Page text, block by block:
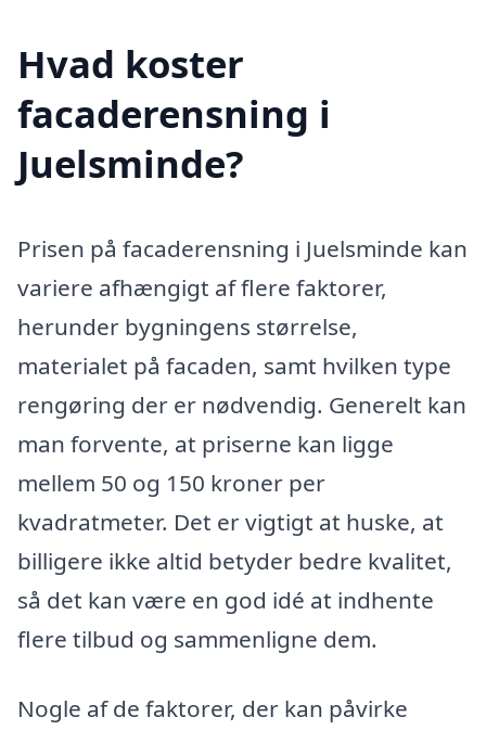
Hvad koster
facaderensning i
Juelsminde?
Prisen på facaderensning i Juelsminde kan
variere afhængigt af flere faktorer,
herunder bygningens størrelse,
materialet på facaden, samt hvilken type
rengøring der er nødvendig. Generelt kan
man forvente, at priserne kan ligge
mellem 50 og 150 kroner per
kvadratmeter. Det er vigtigt at huske, at
billigere ikke altid betyder bedre kvalitet,
så det kan være en god idé at indhente
flere tilbud og sammenligne dem.
Nogle af de faktorer, der kan påvirke